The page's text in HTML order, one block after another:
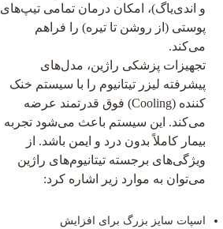
و اندی‌یاگ)، امکان درمان تمامی تیپ‌های
پوستی (از روشن تا تیره) را فراهم
می‌کند.
تجهیزات پزشکی راژین، مدل‌های
پیشرفته لیزر تیتانیوم را با سیستم خنک
کننده (Cooling) فوق قدرتمند عرضه
می‌کند. این سیستم باعث می‌شود تجربه
بیمار کاملاً بدون درد و ایمن باشد. از
ویژگی‌های برجسته تیتانیوم‌های راژین
می‌توان به موارد زیر اشاره کرد:
اسپات سایز بزرگ برای افزایش